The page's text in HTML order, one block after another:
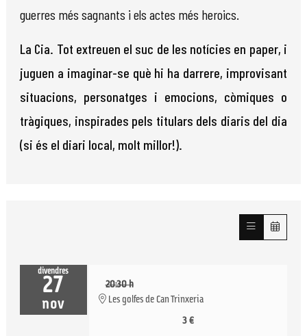
guerres més sagnants i els actes més heroics.
La Cia. Tot extreuen el suc de les notícies en paper, i
juguen a imaginar-se què hi ha darrere, improvisant
situacions, personatges i emocions, còmiques o
tràgiques, inspirades pels titulars dels diaris del dia
(si és el diari local, molt millor!).
divendres
27
nov
20:30 h
Les golfes de Can Trinxeria
3 €